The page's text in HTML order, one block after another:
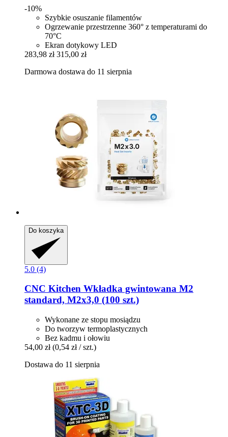
-10%
Szybkie osuszanie filamentów
Ogrzewanie przestrzenne 360° z temperaturami do
70°C
Ekran dotykowy LED
283,98 zł 315,00 zł
Darmowa dostawa do 11 sierpnia
Do koszyka
5.0 (4)
CNC Kitchen Wkładka gwintowana M2
standard, M2x3,0 (100 szt.)
Wykonane ze stopu mosiądzu
Do tworzyw termoplastycznych
Bez kadmu i ołowiu
54,00 zł (0,54 zł / szt.)
Dostawa do 11 sierpnia